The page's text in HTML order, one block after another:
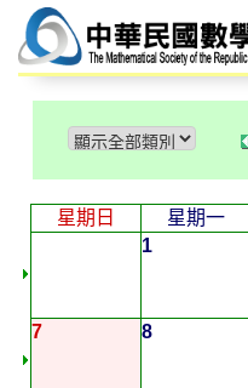
星期日 星期一
1
7 8